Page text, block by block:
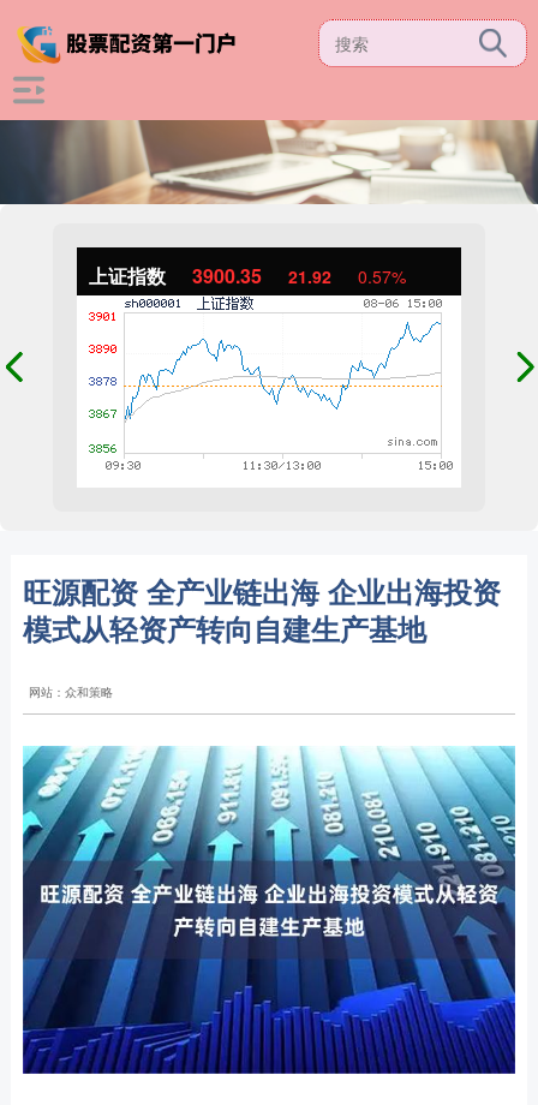
上证指数 3900.35 21.92 0.57%
旺源配资 全产业链出海 企业出海投资
模式从轻资产转向自建生产基地
网站：众和策略